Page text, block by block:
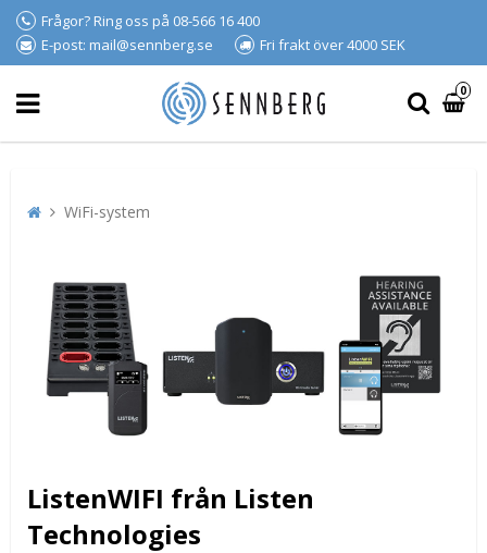
Frågor? Ring oss på 08-566 16 400
E-post: mail@sennberg.se
Fri frakt över 4000 SEK
0
WiFi-system
ListenWIFI från Listen
Technologies